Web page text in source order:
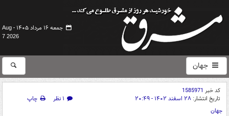
جمعه ۱۶ مرداد ۱۴۰۵ -
Aug
7 2026
جهان
کد خبر 1585971
تاریخ انتشار: ۲۸ اسفند ۱۴۰۲ - ۲۰:۴۹ ۱ نظر
چاپ
جهان